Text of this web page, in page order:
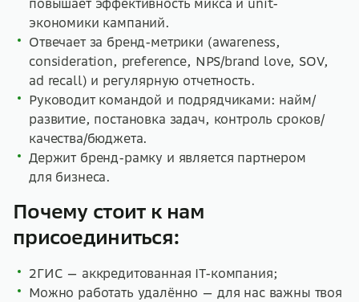
экономики кампаний.
Отвечает за бренд-метрики (awareness,
consideration, preference, NPS/brand love, SOV,
ad recall) и регулярную отчетность.
Руководит командой и подрядчиками: найм/
развитие, постановка задач, контроль сроков/
качества/бюджета.
Держит бренд-рамку и является партнером
для бизнеса.
Почему стоит к нам
присоединиться:
2ГИС — аккредитованная IT-компания;
Можно работать удалённо — для нас важны твоя